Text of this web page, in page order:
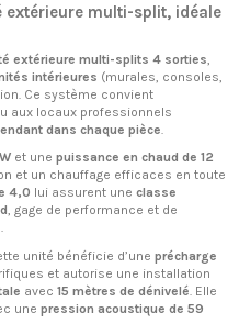
extérieure multi-split, idéale
extérieure multi-splits 4 sorties
intérieures (murales, consoles,
Ce système convient
aux locaux professionnels
dans chaque pièce
et une puissance en chaud de 12
et un chauffage efficaces en toute
4,0 lui assurent une classe
, gage de performance et de
.
unité bénéficie d’une précharge
et autorise une installation
avec 15 mètres de dénivelé . Elle
une pression acoustique de 59